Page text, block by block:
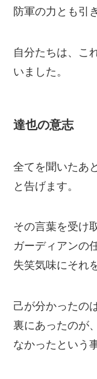
防軍の力とも引
自分たちは、こ
いました。
達也の意志
全てを聞いたあ
と告げます。
その言葉を受け
ガーディアンの
失笑気味にそれ
己が分かったの
裏にあったのが
なかったという